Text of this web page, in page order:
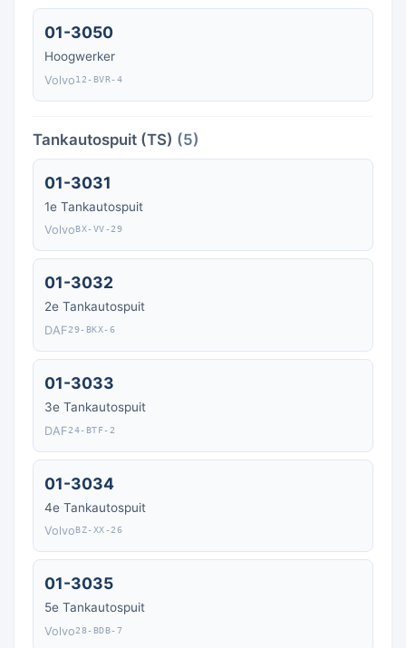
01-3050
Hoogwerker
Volvo12-BVR-4
Tankautospuit (TS) (5)
01-3031
1e Tankautospuit
VolvoBX-VV-29
01-3032
2e Tankautospuit
DAF29-BKX-6
01-3033
3e Tankautospuit
DAF24-BTF-2
01-3034
4e Tankautospuit
VolvoBZ-XX-26
01-3035
5e Tankautospuit
Volvo28-BDB-7